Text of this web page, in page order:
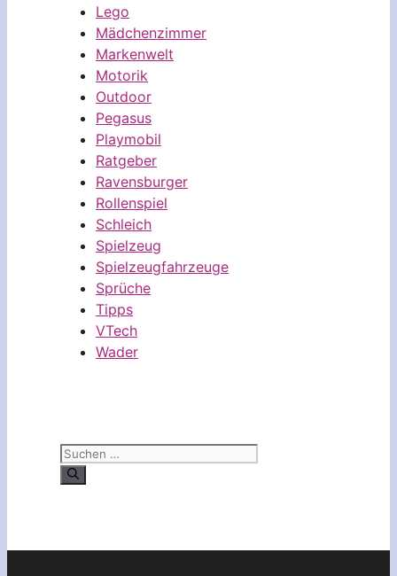
Lego
Mädchenzimmer
Markenwelt
Motorik
Outdoor
Pegasus
Playmobil
Ratgeber
Ravensburger
Rollenspiel
Schleich
Spielzeug
Spielzeugfahrzeuge
Sprüche
Tipps
VTech
Wader
Suchen
nach: